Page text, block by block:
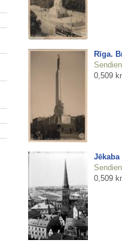
Rīga.
0,509
0,509